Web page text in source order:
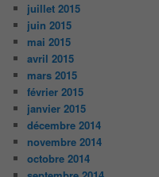
juillet 2015
juin 2015
mai 2015
avril 2015
mars 2015
février 2015
janvier 2015
décembre 2014
novembre 2014
octobre 2014